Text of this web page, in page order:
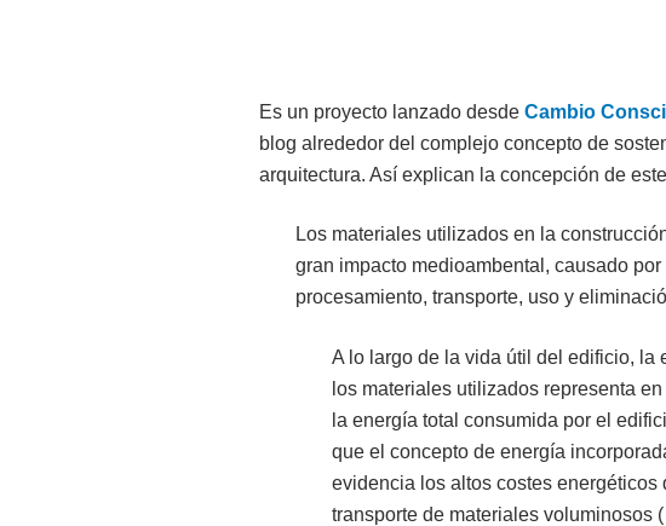
Es un proyecto lanzado desde Cambio
blog alrededor del complejo concepto de
arquitectura. Así explican la concepción de
Los materiales utilizados en la
gran impacto medioambental, causado por
procesamiento, transporte, uso y
A lo largo de la vida útil del edificio, la
los materiales utilizados representa
la energía total consumida por el
que el concepto de energía
evidencia los altos costes energéticos
transporte de materiales voluminosos